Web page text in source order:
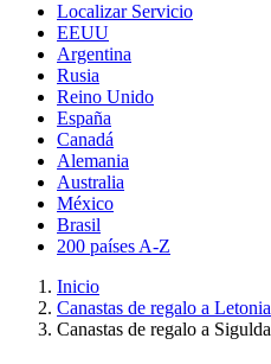
Localizar Servicio
EEUU
Argentina
Rusia
Reino Unido
España
Canadá
Alemania
Australia
México
Brasil
200 países A-Z
Inicio
Canastas de regalo a Letonia
Canastas de regalo a Sigulda